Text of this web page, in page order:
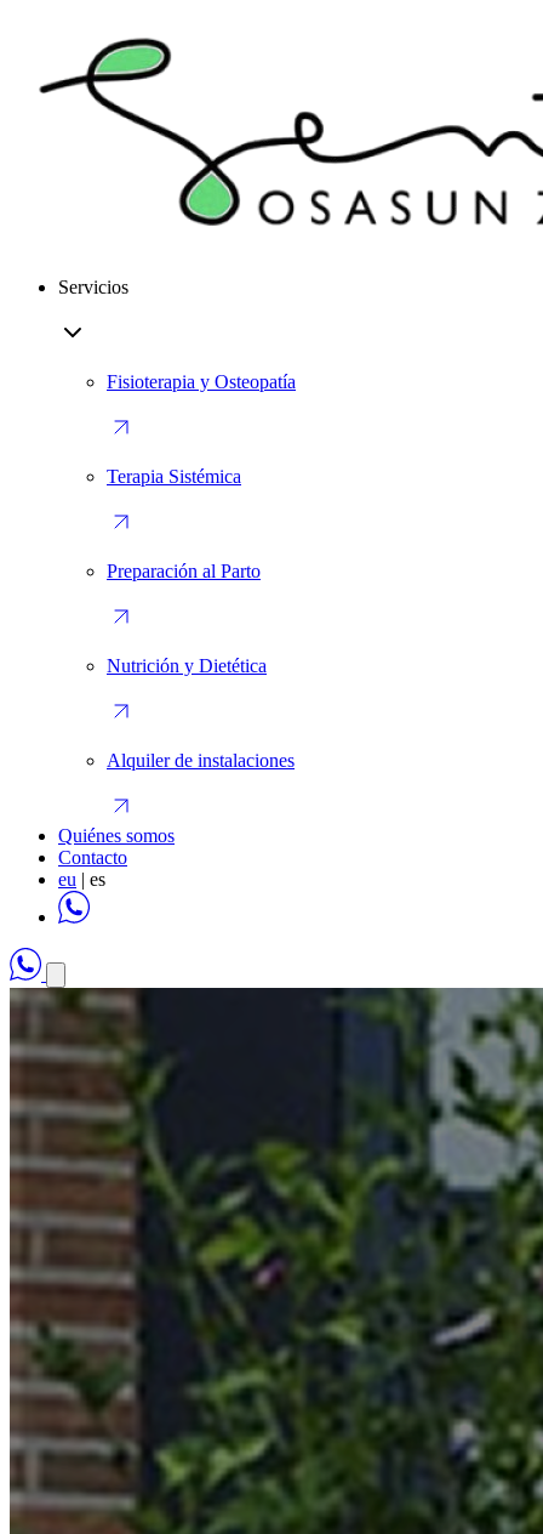
Servicios
Fisioterapia y Osteopatía
Terapia Sistémica
Preparación al Parto
Nutrición y Dietética
Alquiler de instalaciones
Quiénes somos
Contacto
eu | es